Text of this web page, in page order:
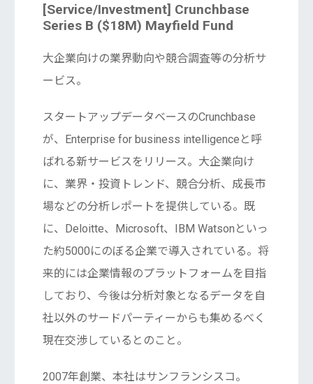
[Service/Investment] Crunchbase
Series B ($18M) Mayfield Fund
大企業向けの業界動向や競合調査等の分析サ
ービス。
スタートアップデータベースのCrunchbase
が、Enterprise for business intelligenceと呼
ばれる新サービスをリリース。大企業向け
に、業界・投資トレンド、競合分析、成長市
場などの分析レポートを提供している。既
に、Deloitte、Microsoft、IBM Watsonといっ
た約5000にのぼる企業で導入されている。将
来的には企業情報のプラットフォームを目指
しており、今後は分析対象となるデータを自
社以外のサードパーティーからも集めるべく
現在交渉しているとのこと。
2007年創業、本社はサンフランシスコ。